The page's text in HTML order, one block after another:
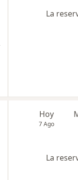
La
Hoy
7 Ago
La